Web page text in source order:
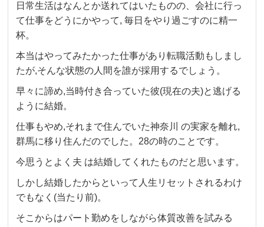
日常生活はなんとか送れてはいたものの、会社に行っ
て仕事をどうにかやって, 毎日をやり過ごすのに精一
杯。
本当はやってみたかった仕事があり転職活動もしまし
たが,そんな状態の人間を誰が採用するでしょう。
早々に諦め,当時付き合っていた彼(現在の夫)と逃げる
ように結婚。
仕事もやめ,それまで住んでいた神奈川 の実家を離れ,
群馬に移り住んだのでした。28の時のことです。
今思うとよく夫 は結婚してくれたものだと思います。
しかし結婚したからといって人生リセットされるわけ
でもなく(当たり前)。
そこからはパート勤めをしながら体質改善を試みる